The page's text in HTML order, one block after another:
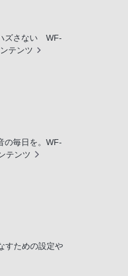
ズさない WF-
テンツ
の毎日を。WF-
テンツ
すための設定や